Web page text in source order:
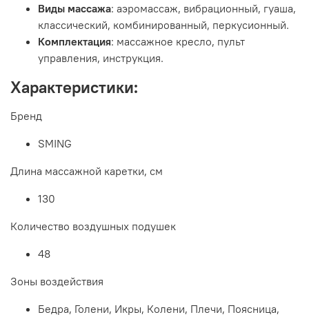
Виды массажа: аэромассаж, вибрационный, гуаша,
классический, комбинированный, перкусионный.
Комплектация: массажное кресло, пульт
управления, инструкция.
Характеристики:
Бренд
SMING
Длина массажной каретки, см
130
Количество воздушных подушек
48
Зоны воздействия
Бедра, Голени, Икры, Колени, Плечи, Поясница,